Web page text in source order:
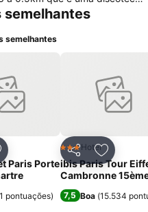
o Metro de Paris a
relação às características
existe à disposição
janelas tem possibilidade de
do hotel existe bar, sala de
possuindo quartos para
se dirigir à recepção que
semelhantes
semelhantes
aos favoritos
Paris Porte
pontuações)
Partilhar
3 Estrelas
Hotel
ibis Paris Tour
Cambronne
7,5 Boa (15.534